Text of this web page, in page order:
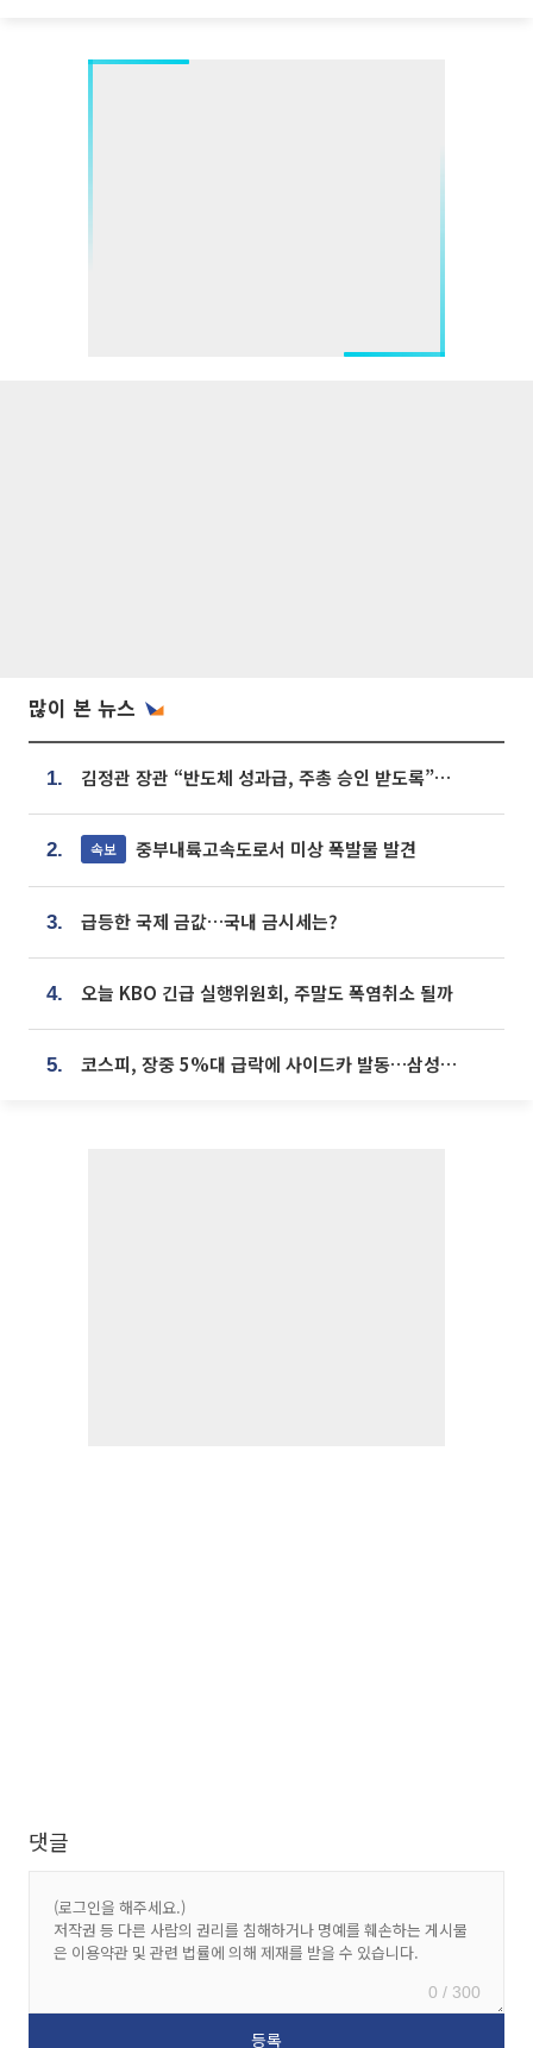
많이 본 뉴스
1. 김정관 장관 “반도체 성과급, 주총 승인 받도록”…상법·자본시장법 개정 시사
2. 속보 중부내륙고속도로서 미상 폭발물 발견
3. 급등한 국제 금값…국내 금시세는?
4. 오늘 KBO 긴급 실행위원회, 주말도 폭염취소 될까
5. 코스피, 장중 5%대 급락에 사이드카 발동…삼성·SK 동반 폭락
댓글
0 / 300